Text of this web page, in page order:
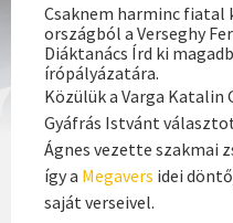
Csaknem harminc fiatal
országból a Verseghy
Diáktanács Írd ki
írópályázatára.
Közülük a Varga
Gyáfrás Istvánt
Ágnes vezette szakmai
így a Megavers idei
saját verseivel.